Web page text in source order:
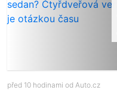
před 10 hodinami od Auto.cz